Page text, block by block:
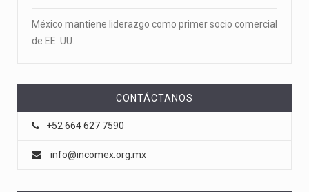
México mantiene liderazgo como primer socio comercial
de EE. UU.
CONTÁCTANOS
+52 664 627 7590
info@incomex.org.mx